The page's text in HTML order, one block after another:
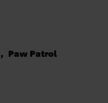
Paw Patrol